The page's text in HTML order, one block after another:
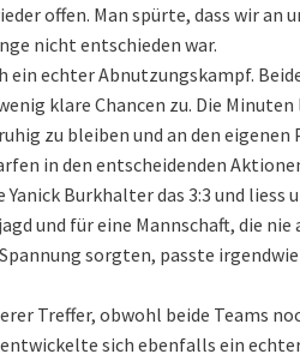
offen. Man spürte, dass wir an
nicht entschieden war.
echter Abnutzungskampf.
klare Chancen zu. Die
zu bleiben und an den
in den entscheidenden
Burkhalter das 3:3 und
und für eine Mannschaft, die
sorgten, passte
Treffer, obwohl beide Teams
sich ebenfalls ein